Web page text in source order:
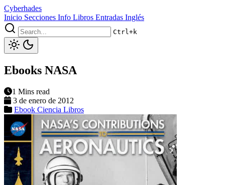
Cyberhades
Inicio Secciones Info Libros Entradas Inglés
Ctrl+k
Ebooks NASA
1 Mins read
3 de enero de 2012
Ebook Ciencia Libros